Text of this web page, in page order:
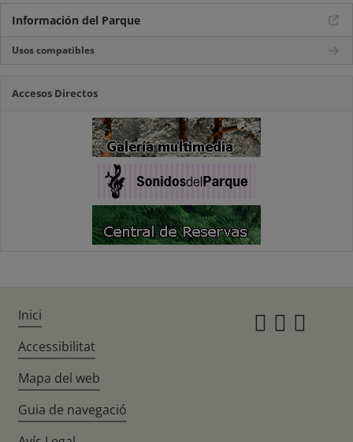
Información del Parque
Usos compatibles
Accesos Directos
Inici
Accessibilitat
Mapa del web
Guia de navegació